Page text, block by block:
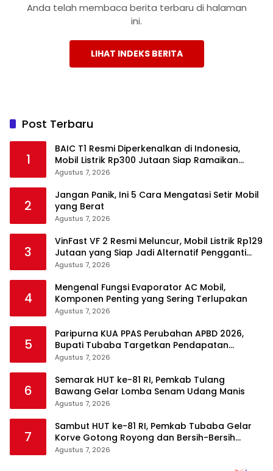
Anda telah membaca berita terbaru di halaman
ini.
LIHAT INDEKS BERITA
Post Terbaru
1
BAIC T1 Resmi Diperkenalkan di Indonesia,
Mobil Listrik Rp300 Jutaan Siap Ramaikan
Pasar EV
Agustus 7, 2026
2
Jangan Panik, Ini 5 Cara Mengatasi Setir Mobil
yang Berat
Agustus 7, 2026
3
VinFast VF 2 Resmi Meluncur, Mobil Listrik Rp129
Jutaan yang Siap Jadi Alternatif Pengganti
Motor
Agustus 7, 2026
4
Mengenal Fungsi Evaporator AC Mobil,
Komponen Penting yang Sering Terlupakan
Agustus 7, 2026
5
Paripurna KUA PPAS Perubahan APBD 2026,
Bupati Tubaba Targetkan Pendapatan
Daerah Rp820,3 Miliar
Agustus 7, 2026
6
Semarak HUT ke-81 RI, Pemkab Tulang
Bawang Gelar Lomba Senam Udang Manis
Agustus 7, 2026
7
Sambut HUT ke-81 RI, Pemkab Tubaba Gelar
Korve Gotong Royong dan Bersih-Bersih
Serentak
Agustus 7, 2026